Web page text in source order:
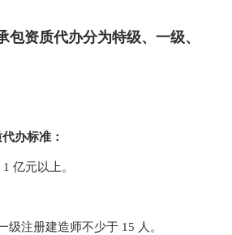
包资质代办分为特级、一级、
办标准：
亿元以上。
级注册建造师不少于 15 人。